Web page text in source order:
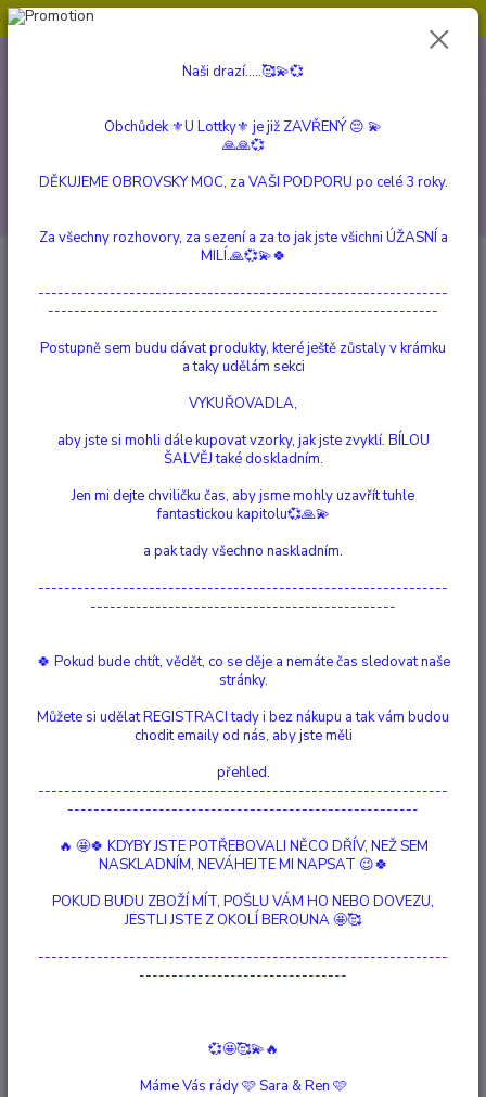
CZK
SVÍČKY ze SÓJOVÉHO VOSKU Dortíky
Čokoláda
TOP produkt
Ručně vyrobený z 100% přírodního sojového vosku Nature Wax a vůní
Čokolády. Sojový vosk Nature Wax je 100% rostlinný, vyrobený z
kvalitních vypěstovaných 100 % čistých sojových bobů v USA s
produkty. Neobsahuje žádné živočišné produkt...celý popis
Dostupnost Vyprodáno
358 Kč/ks
2031
Materiál:
sójový vosk, vonný olej, bavlněný knot
270 ml
Naši drazí.....🥰💫💞
Obchůdek ⚜️U Lottky⚜️ je již ZAVŘENÝ 😔 💫
🙏🙏💞
DĚKUJEME OBROVSKY MOC, za VAŠI PODPORU po celé 3 roky.
Za všechny rozhovory, za sezení a za to jak jste všichni ÚŽASNÍ a
MILÍ.🙏💞💫🍀
---------------------------------------------------------------
------------------------------------------------------------
Postupně sem budu dávat produkty, které ještě zůstaly v krámku
a taky udělám sekci
VYKUŘOVADLA,
aby jste si mohli dále kupovat vzorky, jak jste zvyklí. BÍLOU
ŠALVĚJ také doskladním.
Jen mi dejte chviličku čas, aby jsme mohly uzavřít tuhle
fantastickou kapitolu💞🙏💫
a pak tady všechno naskladním.
---------------------------------------------------------------
-----------------------------------------------
🍀 Pokud bude chtít, vědět, co se děje a nemáte čas sledovat naše
stránky.
Můžete si udělat REGISTRACI tady i bez nákupu a tak vám budou
chodit emaily od nás, aby jste měli
přehled.
---------------------------------------------------------------
------------------------------------------------------
🔥 🤩🍀 KDYBY JSTE POTŘEBOVALI NĚCO DŘÍV, NEŽ SEM
NASKLADNÍM, NEVÁHEJTE MI NAPSAT 😉🍀
POKUD BUDU ZBOŽÍ MÍT, POŠLU VÁM HO NEBO DOVEZU,
JESTLI JSTE Z OKOLÍ BEROUNA 🤩🥰
---------------------------------------------------------------
--------------------------------
💞🤩🥰💫🔥
Máme Vás rády 🩷 Sara & Ren 🩷